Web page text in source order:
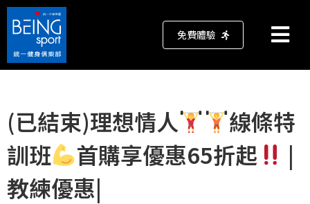
免費體驗
(已結束)理想情人
線條特
訓班
首購享優惠65折起
|
教練優惠|